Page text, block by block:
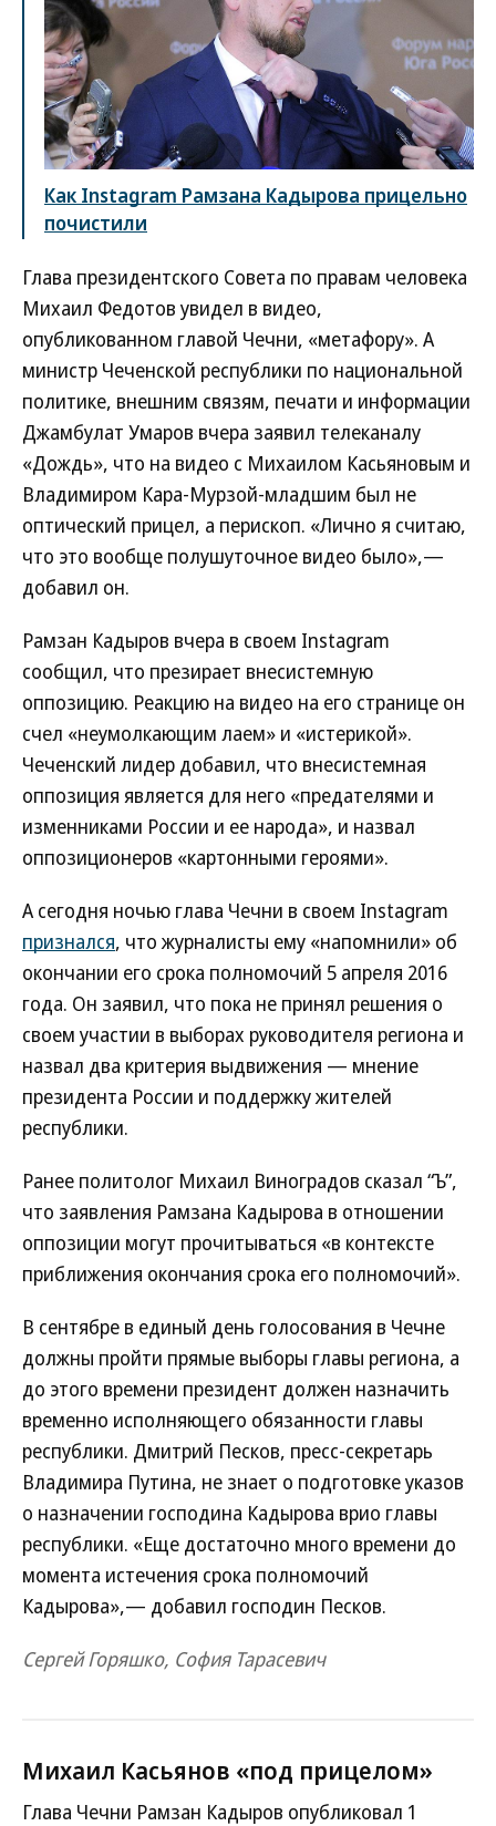
Как Instagram Рамзана Кадырова прицельно
почистили
Глава президентского Совета по правам человека
Михаил Федотов увидел в видео,
опубликованном главой Чечни, «метафору». А
министр Чеченской республики по национальной
политике, внешним связям, печати и информации
Джамбулат Умаров вчера заявил телеканалу
«Дождь», что на видео с Михаилом Касьяновым и
Владимиром Кара-Мурзой-младшим был не
оптический прицел, а перископ. «Лично я считаю,
что это вообще полушуточное видео было»,—
добавил он.
Рамзан Кадыров вчера в своем Instagram
сообщил, что презирает внесистемную
оппозицию. Реакцию на видео на его странице он
счел «неумолкающим лаем» и «истерикой».
Чеченский лидер добавил, что внесистемная
оппозиция является для него «предателями и
изменниками России и ее народа», и назвал
оппозиционеров «картонными героями».
А сегодня ночью глава Чечни в своем Instagram
признался, что журналисты ему «напомнили» об
окончании его срока полномочий 5 апреля 2016
года. Он заявил, что пока не принял решения о
своем участии в выборах руководителя региона и
назвал два критерия выдвижения — мнение
президента России и поддержку жителей
республики.
Ранее политолог Михаил Виноградов сказал “Ъ”,
что заявления Рамзана Кадырова в отношении
оппозиции могут прочитываться «в контексте
приближения окончания срока его полномочий».
В сентябре в единый день голосования в Чечне
должны пройти прямые выборы главы региона, а
до этого времени президент должен назначить
временно исполняющего обязанности главы
республики. Дмитрий Песков, пресс-секретарь
Владимира Путина, не знает о подготовке указов
о назначении господина Кадырова врио главы
республики. «Еще достаточно много времени до
момента истечения срока полномочий
Кадырова»,— добавил господин Песков.
Сергей Горяшко, София Тарасевич
Михаил Касьянов «под прицелом»
Глава Чечни Рамзан Кадыров опубликовал 1